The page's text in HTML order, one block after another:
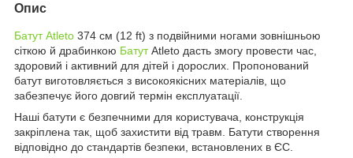
Опис
Батут Atleto 374 см (12 ft) з подвійними ногами зовнішньою
сіткою й драбинкою БатутAtleto дасть змогу провести час,
здоровий і активний для дітей і дорослих. Пропонований
батут виготовляється з високоякісних матеріалів, що
забезпечує його довгий термін експлуатації.
Наші батути є безпечними для користувача, конструкція
закріплена так, щоб захистити від травм. Батути створення
відповідно до стандартів безпеки, встановлених в ЄС.